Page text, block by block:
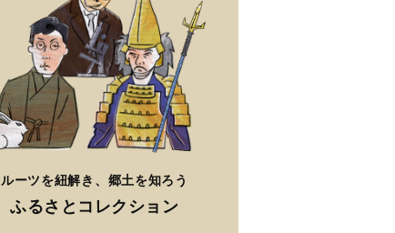
ルーツを紐解き、郷土を知ろう
ふるさとコレクション